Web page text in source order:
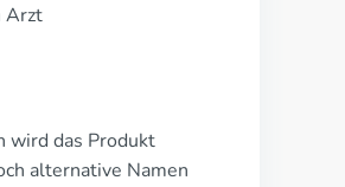
Arzt
wird das Produkt
alternative Namen